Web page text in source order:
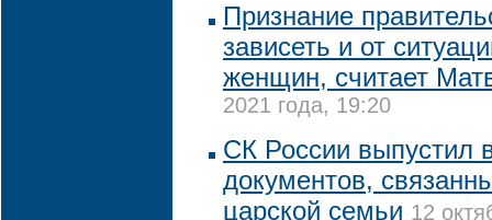
Признание
зависеть и от
женщин, считает
2021 года, 19:20
СК России выпустил
документов,
царской семьи 12